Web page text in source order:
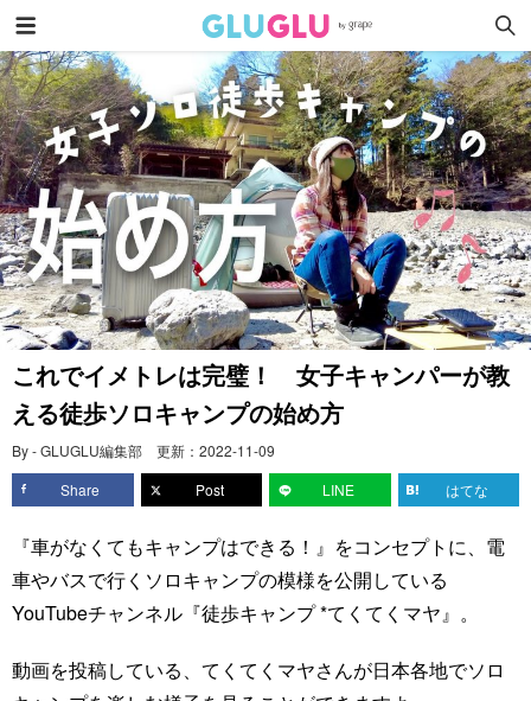
これでイメトレは完璧！ 女子キャンパーが教
える徒歩ソロキャンプの始め方
By - GLUGLU編集部 更新： 2022-11-09
Share
Post LINE はてな
『車がなくてもキャンプはできる！』をコンセプトに、電
車やバスで行くソロキャンプの模様を公開している
YouTubeチャンネル『徒歩キャンプ *てくてくマヤ』。
動画を投稿している、てくてくマヤさんが日本各地でソロ